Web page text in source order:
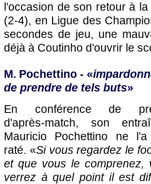
l'occasion de son retour à
(2-4), en Ligue des
secondes de jeu, une
déjà à Coutinho d'ouvrir le
M. Pochettino - «
de prendre de tels buts»
En conférence de
d'après-match, son
Mauricio Pochettino ne
raté. «Si vous regardez le
et que vous le comprenez,
verrez à quel point il est